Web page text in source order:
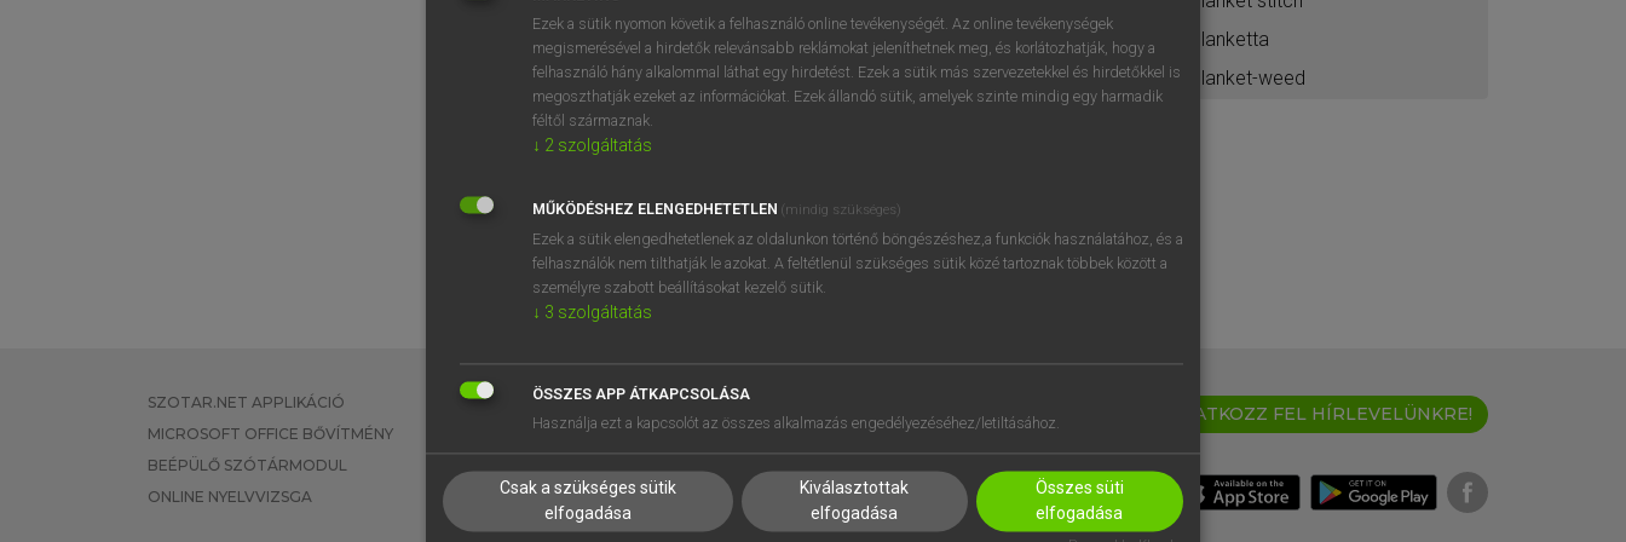
blanketta
blanket-weed
SZOTAR.NET APPLIKÁCIÓ
MICROSOFT OFFICE BŐVÍTMÉNY
BEÉPÜLŐ SZÓTÁRMODUL
ONLINE NYELVVIZSGA
EGYÉNI FELHASZNÁLÓKNAK
TANULÓKNAK
VÁLLALATI MEGOLDÁSOK
SÚGÓ
RÓLUNK
SÜTI BEÁLLÍTÁSOK
IRATKOZZ FEL HÍRLEVELÜNKRE!
Ezek a sütik nyomon követik a felhasználó online tevékenységét. Az online tevékenységek
megismerésével a hirdetők relevánsabb reklámokat jeleníthetnek meg, és korlátozhatják, hogy a
felhasználó hány alkalommal láthat egy hirdetést. Ezek a sütik más szervezetekkel és hirdetőkkel is
megoszthatják ezeket az információkat. Ezek állandó sütik, amelyek szinte mindig egy harmadik
féltől származnak.
↓ 2 szolgáltatás
MŰKÖDÉSHEZ ELENGEDHETETLEN (mindig szükséges)
Ezek a sütik elengedhetetlenek az oldalunkon történő böngészéshez,a funkciók használatához, és a
felhasználók nem tilthatják le azokat. A feltétlenül szükséges sütik közé tartoznak többek között a
személyre szabott beállításokat kezelő sütik.
↓ 3 szolgáltatás
ÖSSZES APP ÁTKAPCSOLÁSA
Használja ezt a kapcsolót az összes alkalmazás engedélyezéséhez/letiltásához.
Csak a szükséges sütik
elfogadása
Kiválasztottak
elfogadása
Összes süti
elfogadása